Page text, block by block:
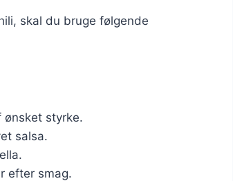
skal du bruge følgende
styrke.
salsa.
efter smag.